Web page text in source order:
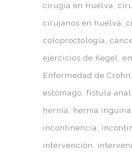
cirugía en Huelva
cirujanos en huelva
coloproctología
ejercicios de Kegel
Enfermedad de Crohn
estómago fístula anal
hernia
hernia inguinal
incontinencia
intervención